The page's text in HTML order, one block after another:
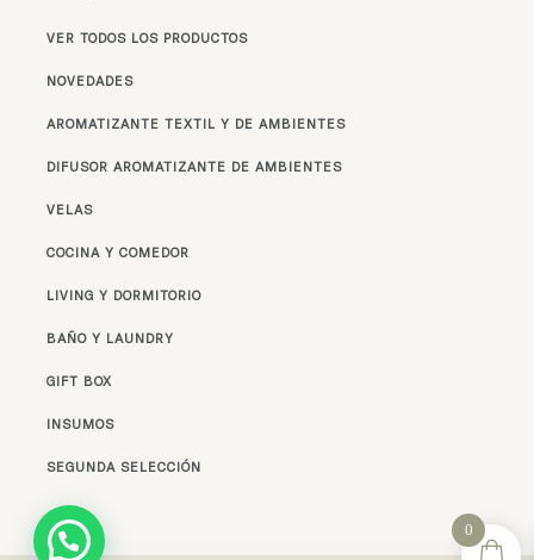
VER TODOS LOS PRODUCTOS
NOVEDADES
AROMATIZANTE TEXTIL Y DE AMBIENTES
DIFUSOR AROMATIZANTE DE AMBIENTES
VELAS
COCINA Y COMEDOR
LIVING Y DORMITORIO
BAÑO Y LAUNDRY
GIFT BOX
INSUMOS
SEGUNDA SELECCIÓN
0